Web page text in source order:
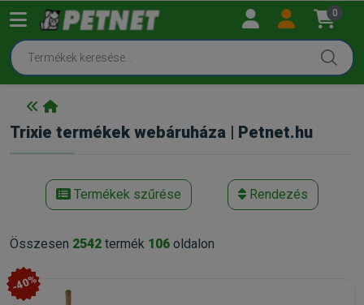
0
Trixie termékek webáruháza | Petnet.hu
Termékek szűrése Rendezés
Összesen 2542 termék 106 oldalon
-40%